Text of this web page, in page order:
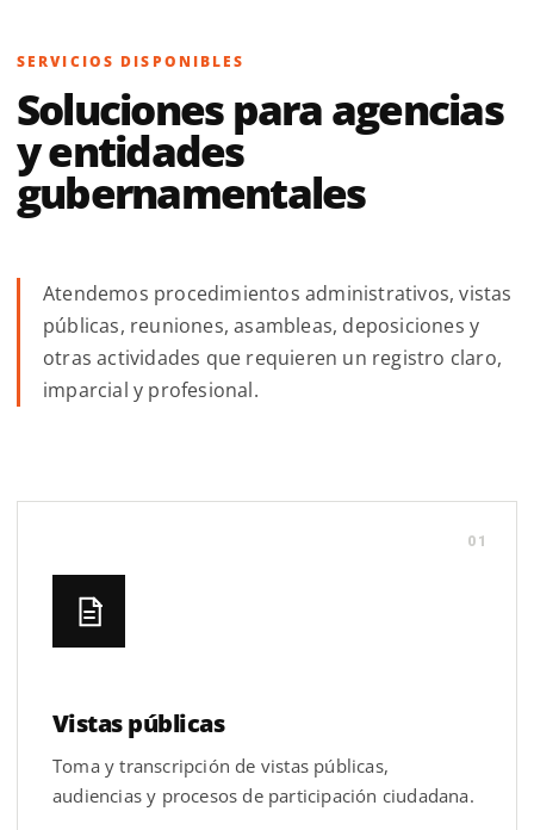
SERVICIOS DISPONIBLES
Soluciones para agencias
y entidades
gubernamentales
Atendemos procedimientos administrativos, vistas
públicas, reuniones, asambleas, deposiciones y
otras actividades que requieren un registro claro,
imparcial y profesional.
01
Vistas públicas
Toma y transcripción de vistas públicas,
audiencias y procesos de participación ciudadana.